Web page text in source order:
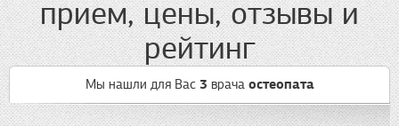
прием, цены, отзывы и
рейтинг
Мы нашли для Вас 3 врача остеопата